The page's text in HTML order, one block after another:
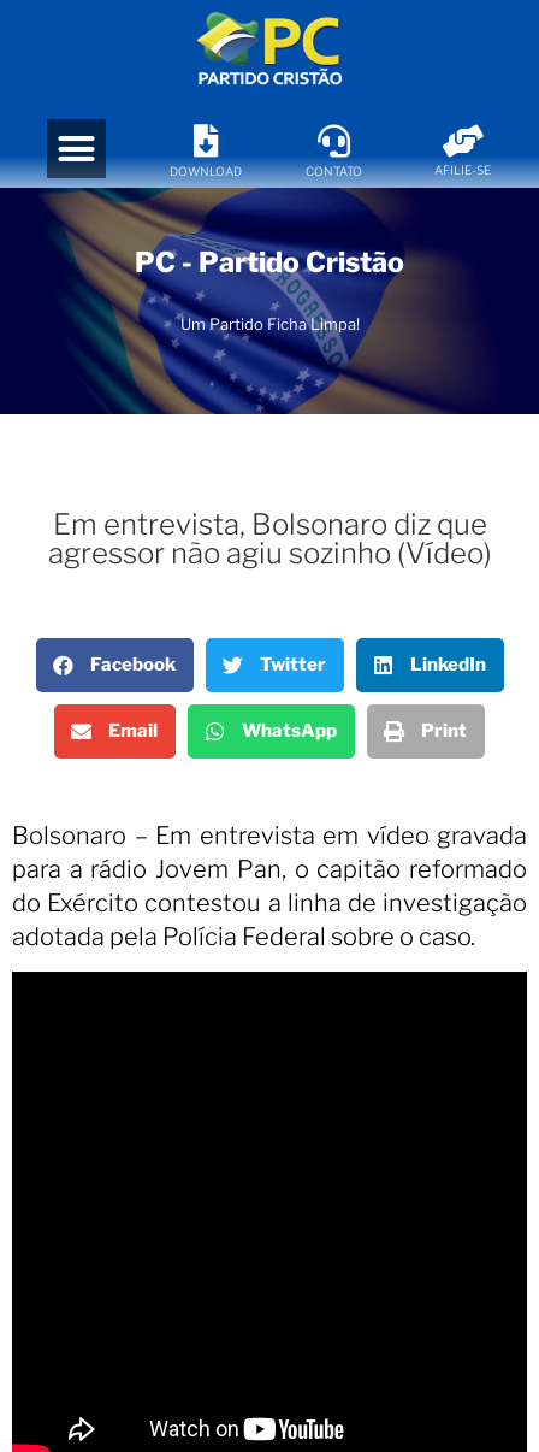
DOWNLOAD CONTATO AFILIE-SE
PC - Partido Cristão
Um Partido Ficha Limpa!
Em entrevista, Bolsonaro diz que
agressor não agiu sozinho (Vídeo)
Facebook Twitter LinkedIn
Email WhatsApp Print
Bolsonaro – Em entrevista em vídeo gravada
para a rádio Jovem Pan, o capitão reformado
do Exército contestou a linha de investigação
adotada pela Polícia Federal sobre o caso.